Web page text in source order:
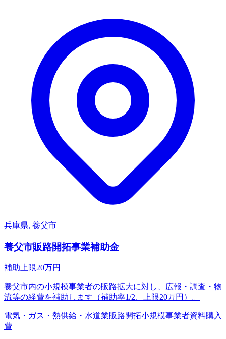
兵庫県, 養父市
養父市販路開拓事業補助金
補助上限20万円
養父市内の小規模事業者の販路拡大に対し、広報・調査・物
流等の経費を補助します（補助率1/2、上限20万円）。
電気・ガス・熱供給・水道業販路開拓小規模事業者資料購入
費